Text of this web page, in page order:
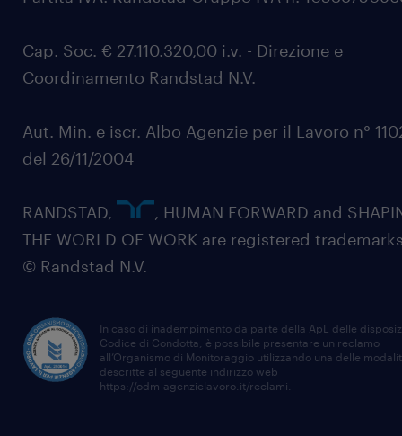
Cap. Soc. € 27.110.320,00 i.v. - Direzione e
Coordinamento Randstad N.V.
Aut. Min. e iscr. Albo Agenzie per il Lavoro n°
del 26/11/2004
RANDSTAD,
, HUMAN FORWARD and
THE WORLD OF WORK are registered
© Randstad N.V.
In caso di inadempimento da parte della ApL delle
Codice di Condotta, è possibile presentare un reclamo
all’Organismo di Monitoraggio utilizzando una delle
descritte al seguente indirizzo web
https://odm-agenzielavoro.it/reclami